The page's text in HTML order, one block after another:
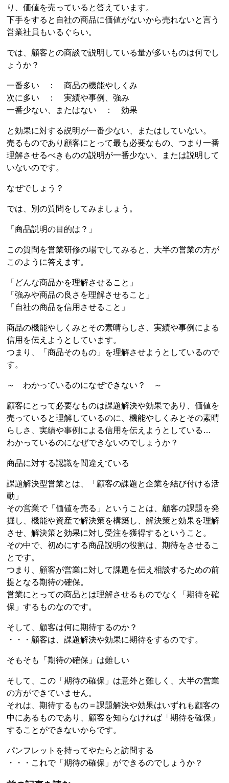
り、価値を売っていると答えています。
下手をすると自社の商品に価値がないから売れないと言う
営業社員もいるぐらい。
では、顧客との商談で説明している量が多いものは何でし
ょうか？
一番多い ： 商品の機能やしくみ
次に多い ： 実績や事例、強み
一番少ない、またはない ： 効果
と効果に対する説明が一番少ない、またはしていない。
売るものであり顧客にとって最も必要なもの、つまり一番
理解させるべきものの説明が一番少ない、または説明して
いないのです。
なぜでしょう？
では、別の質問をしてみましょう。
「商品説明の目的は？」
この質問を営業研修の場でしてみると、大半の営業の方が
このように答えます。
「どんな商品かを理解させること」
「強みや商品の良さを理解させること」
「自社の商品を信用させること」
商品の機能やしくみとその素晴らしさ、実績や事例による
信用を伝えようとしています。
つまり、「商品そのもの」を理解させようとしているので
す。
～ わかっているのになぜできない？ ～
顧客にとって必要なものは課題解決や効果であり、価値を
売っていると理解しているのに、機能やしくみとその素晴
らしさ、実績や事例による信用を伝えようとしている…
わかっているのになぜできないのでしょうか？
商品に対する認識を間違えている
課題解決型営業とは、「顧客の課題と企業を結び付ける活
動」
その営業で「価値を売る」ということは、顧客の課題を発
掘し、機能や資産で解決策を構築し、解決策と効果を理解
させ、解決策と効果に対し受注を獲得するということ。
その中で、初めにする商品説明の役割は、期待をさせるこ
とです。
つまり、顧客が営業に対して課題を伝え相談するための前
提となる期待の確保。
営業にとっての商品とは理解させるものでなく「期待を確
保」するものなのです。
そして、顧客は何に期待するのか？
・・・顧客は、課題解決や効果に期待をするのです。
そもそも「期待の確保」は難しい
そして、この「期待の確保」は意外と難しく、大半の営業
の方ができていません。
それは、期待するもの＝課題解決や効果はいずれも顧客の
中にあるものであり、顧客を知らなければ「期待を確保」
することができないからです。
パンフレットを持ってやたらと訪問する
・・・これで「期待の確保」ができるのでしょうか？